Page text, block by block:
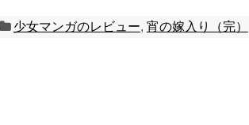
少女マンガのレビュー, 宵の嫁入り（完）